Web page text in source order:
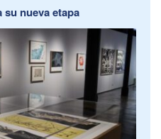
su nueva etapa